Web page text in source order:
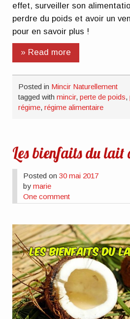
effet, surveiller son
perdre du poids et avoir un
pour en savoir plus !
» Read more
Posted in Mincir Naturellement
tagged withmincir,perte de poids,
régime,régime alimentaire
Les bienfaits du lait
Posted on30 mai 2017
bymarie
One comment